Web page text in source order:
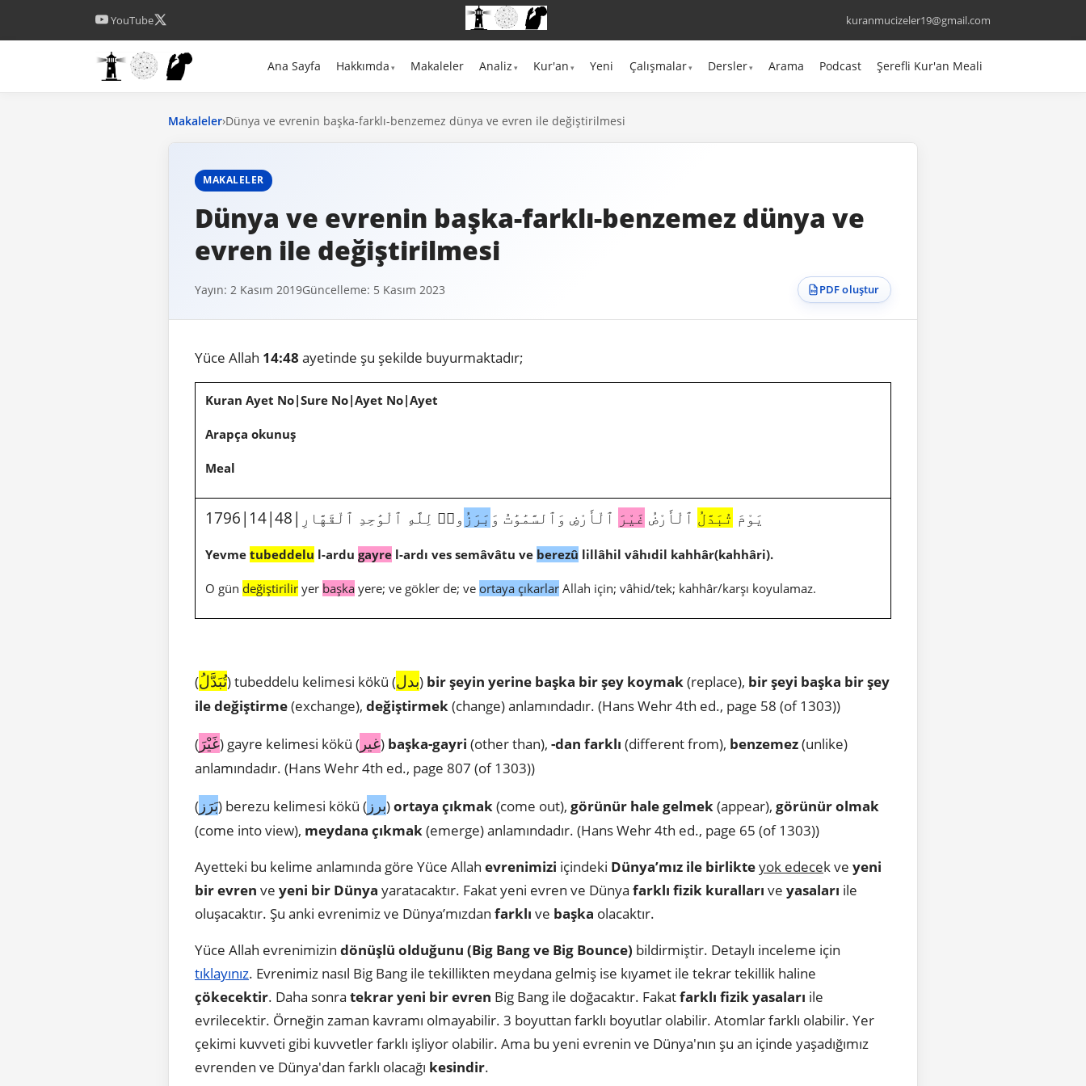
YouTube kuranmucizeler19@gmail.com
Ana Sayfa Hakkımda Makaleler Analiz Kur'an Yeni Çalışmalar Dersler Arama Podcast Şerefli Kur'an Meali
Makaleler›Dünya ve evrenin başka-farklı-benzemez dünya ve evren ile değiştirilmesi
MAKALELER
Dünya ve evrenin başka-farklı-benzemez dünya ve
evren ile değiştirilmesi
Yayın: 2 Kasım 2019Güncelleme: 5 Kasım 2023 PDF oluştur
Yüce Allah 14:48 ayetinde şu şekilde buyurmaktadır;
Kuran Ayet No|Sure No|Ayet No|Ayet
Arapça okunuş
Meal
1796|14|48|يَوْمَ تُبَدَّلُ ٱلْأَرْضُ غَيْرَ ٱلْأَرْضِ وَٱلسَّمَٰوَٰتُ وَ بَرَزُ وا۟ لِلَّهِ ٱلْوَٰحِدِ ٱلْقَهَّارِ
Yevme tubeddelu l-ardu gayre l-ardı ves semâvâtu ve berezû lillâhil vâhıdil kahhâr(kahhâri).
O gün değiştirilir yer başka yere; ve gökler de; ve ortaya çıkarlar Allah için; vâhid/tek; kahhâr/karşı koyulamaz.
(تُبَدَّلُ) tubeddelu kelimesi kökü (بدل) bir şeyin yerine başka bir şey koymak(replace), bir şeyi başka bir şey
ile değiştirme(exchange), değiştirmek(change) anlamındadır. (Hans Wehr 4th ed., page 58 (of 1303))
(غَيْرَ) gayre kelimesi kökü ( غير) başka-gayri (other than), -dan farklı (different from), benzemez(unlike)
anlamındadır. (Hans Wehr 4th ed., page 807 (of 1303))
( بَرَز) berezu kelimesi kökü ( برز)ortaya çıkmak(come out), görünür hale gelmek(appear), görünür olmak
(come into view), meydana çıkmak(emerge) anlamındadır. (Hans Wehr 4th ed., page 65 (of 1303))
Ayetteki bu kelime anlamında göre Yüce Allah evrenimizi içindeki Dünya’mız ile birlikteyok edecek ve yeni
bir evren ve yeni bir Dünya yaratacaktır. Fakat yeni evren ve Dünya farklı fizik kuralları ve yasaları ile
oluşacaktır. Şu anki evrenimiz ve Dünya’mızdan farklı ve başka olacaktır.
Yüce Allah evrenimizin dönüşlü olduğunu (Big Bang ve Big Bounce) bildirmiştir. Detaylı inceleme için
tıklayınız. Evrenimiz nasıl Big Bang ile tekillikten meydana gelmiş ise kıyamet ile tekrar tekillik haline
çökecektir. Daha sonra tekrar yeni bir evren Big Bang ile doğacaktır. Fakatfarklı fizik yasaları ile
evrilecektir. Örneğin zaman kavramı olmayabilir. 3 boyuttan farklı boyutlar olabilir. Atomlar farklı olabilir. Yer
çekimi kuvveti gibi kuvvetler farklı işliyor olabilir. Ama bu yeni evrenin ve Dünya'nın şu an içinde yaşadığımız
evrenden ve Dünya'dan farklı olacağı kesindir.